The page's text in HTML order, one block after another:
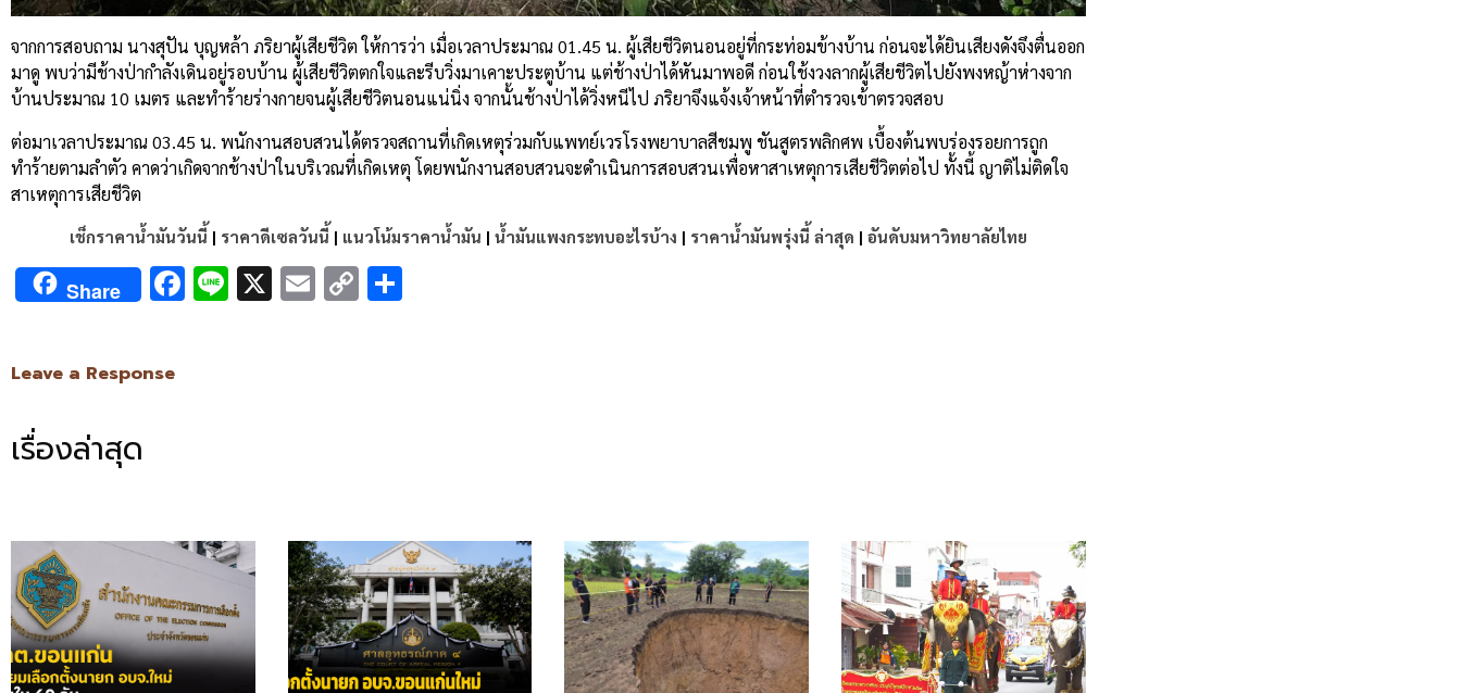
จากการสอบถาม นางสุปัน บุญหล้า ภริยาผู้เสียชีวิต ให้การว่า เมื่อเวลาประมาณ 01.45 น. ผู้เสียชีวิตนอนอยู่ที่กระท่อมข้างบ้าน ก่อนจะได้ยินเสียงดังจึงตื่นออก
มาดู พบว่ามีช้างป่ากำลังเดินอยู่รอบบ้าน ผู้เสียชีวิตตกใจและรีบวิ่งมาเคาะประตูบ้าน แต่ช้างป่าได้หันมาพอดี ก่อนใช้งวงลากผู้เสียชีวิตไปยังพงหญ้าห่างจาก
บ้านประมาณ 10 เมตร และทำร้ายร่างกายจนผู้เสียชีวิตนอนแน่นิ่ง จากนั้นช้างป่าได้วิ่งหนีไป ภริยาจึงแจ้งเจ้าหน้าที่ตำรวจเข้าตรวจสอบ
ต่อมาเวลาประมาณ 03.45 น. พนักงานสอบสวนได้ตรวจสถานที่เกิดเหตุร่วมกับแพทย์เวรโรงพยาบาลสีชมพู ชันสูตรพลิกศพ เบื้องต้นพบร่องรอยการถูก
ทำร้ายตามลำตัว คาดว่าเกิดจากช้างป่าในบริเวณที่เกิดเหตุ โดยพนักงานสอบสวนจะดำเนินการสอบสวนเพื่อหาสาเหตุการเสียชีวิตต่อไป ทั้งนี้ ญาติไม่ติดใจ
สาเหตุการเสียชีวิต
เช็กราคาน้ำมันวันนี้ | ราคาดีเซลวันนี้ | แนวโน้มราคาน้ำมัน | น้ำมันแพงกระทบอะไรบ้าง | ราคาน้ำมันพรุ่งนี้ ล่าสุด | อันดับมหาวิทยาลัยไทย
Share Facebook
Line
X Email
Copy
Leave a Response
เรื่องล่าสุด